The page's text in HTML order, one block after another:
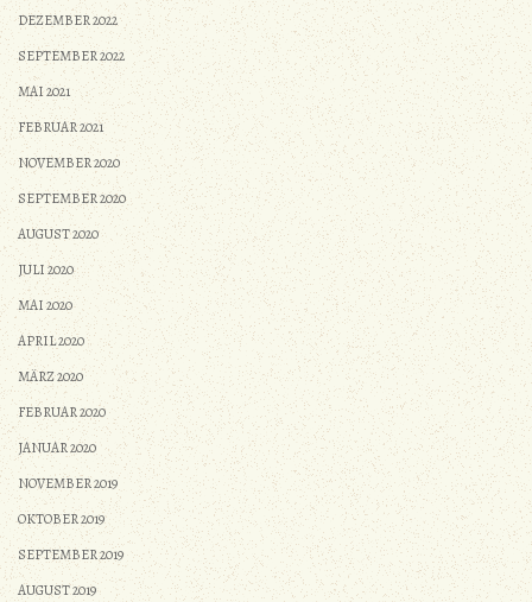
DEZEMBER 2022
SEPTEMBER 2022
MAI 2021
FEBRUAR 2021
NOVEMBER 2020
SEPTEMBER 2020
AUGUST 2020
JULI 2020
MAI 2020
APRIL 2020
MÄRZ 2020
FEBRUAR 2020
JANUAR 2020
NOVEMBER 2019
OKTOBER 2019
SEPTEMBER 2019
AUGUST 2019